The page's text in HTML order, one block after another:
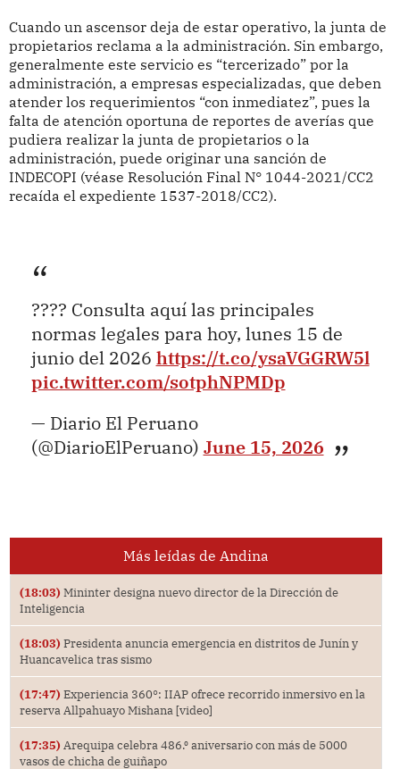
Cuando un ascensor deja de estar operativo, la junta de
propietarios reclama a la administración. Sin embargo,
generalmente este servicio es “tercerizado” por la
administración, a empresas especializadas, que deben
atender los requerimientos “con inmediatez”, pues la
falta de atención oportuna de reportes de averías que
pudiera realizar la junta de propietarios o la
administración, puede originar una sanción de
INDECOPI (véase Resolución Final N° 1044-2021/CC2
recaída el expediente 1537-2018/CC2).
???? Consulta aquí las principales
normas legales para hoy, lunes 15 de
junio del 2026 https://t.co/ysaVGGRW5l
pic.twitter.com/sotphNPMDp
— Diario El Peruano
(@DiarioElPeruano) June 15, 2026
Más leídas de Andina
(18:03) Mininter designa nuevo director de la Dirección de
Inteligencia
(18:03) Presidenta anuncia emergencia en distritos de Junín y
Huancavelica tras sismo
(17:47) Experiencia 360°: IIAP ofrece recorrido inmersivo en la
reserva Allpahuayo Mishana [video]
(17:35) Arequipa celebra 486.⁰ aniversario con más de 5000
vasos de chicha de guiñapo